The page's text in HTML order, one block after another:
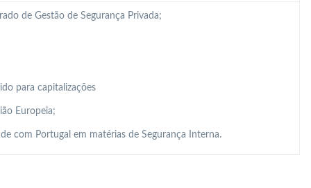
de Gestão de Segurança Privada;
para capitalizações
Europeia;
com Portugal em matérias de Segurança Interna.